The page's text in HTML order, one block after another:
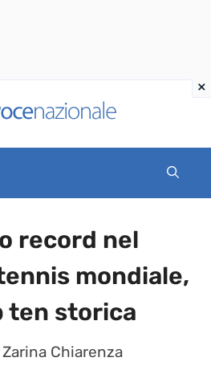
record nel
mondiale,
ten storica
Zarina Chiarenza